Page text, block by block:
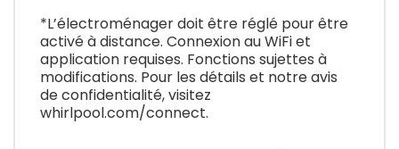
*L’électroménager doit être réglé pour être
activé à distance. Connexion au WiFi et
application requises. Fonctions sujettes à
modifications. Pour les détails et notre avis
de confidentialité, visitez
whirlpool.com/connect.